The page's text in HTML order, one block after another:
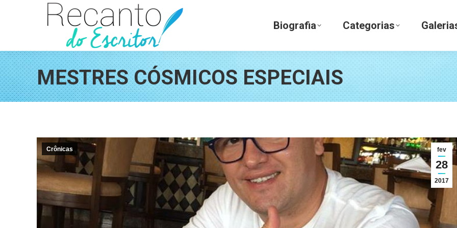
Biografia Categorias
MESTRES CÓSMICOS ESPECIAIS
fev
28
2017
Crônicas